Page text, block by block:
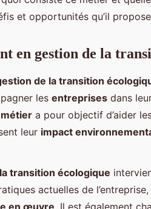
et opportunités qu’il
en gestion de la
de la transition
les entreprises dans
métier a pour objectif d’aider
leur impact
transition écologique
actuelles de